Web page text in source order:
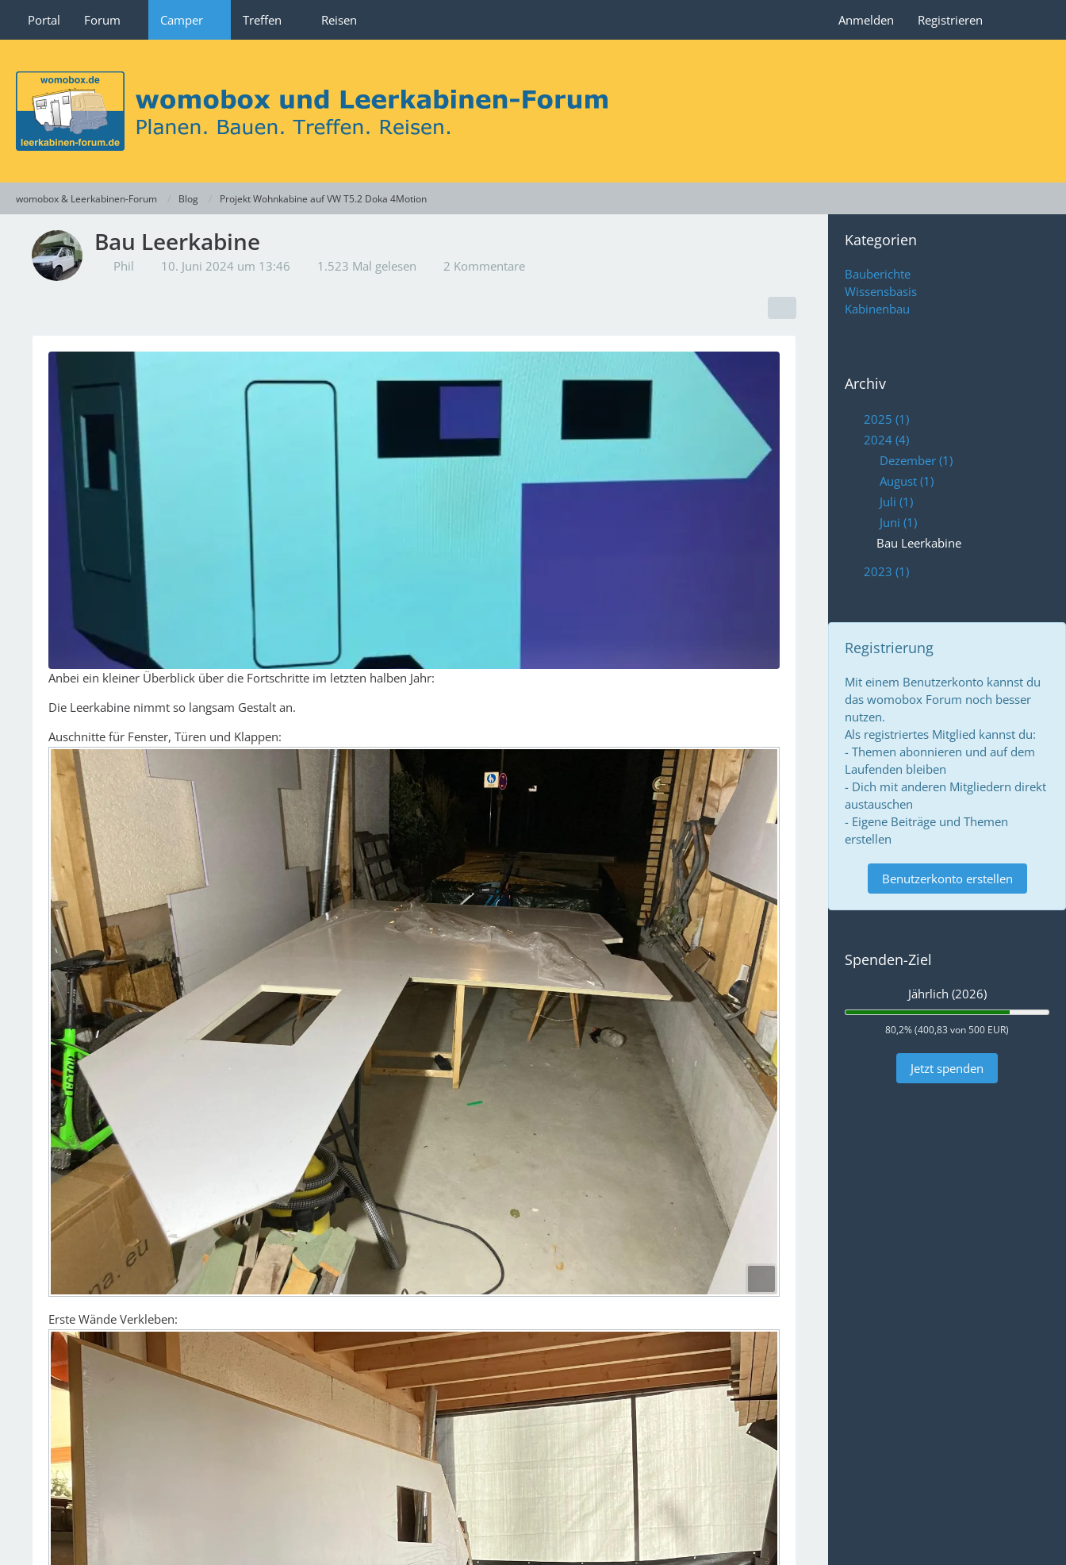
Portal Forum Camper Treffen Reisen Anmelden Registrieren
womobox & Leerkabinen-Forum Blog Projekt Wohnkabine auf VW T5.2 Doka 4Motion
Bau Leerkabine
Phil 10. Juni 2024 um 13:46 1.523 Mal gelesen 2 Kommentare
Anbei ein kleiner Überblick über die Fortschritte im letzten halben Jahr:
Die Leerkabine nimmt so langsam Gestalt an.
Auschnitte für Fenster, Türen und Klappen:
Erste Wände Verkleben:
Kategorien
Bauberichte
Wissensbasis
Kabinenbau
Archiv
2025 (1)
2024 (4)
Dezember (1)
August (1)
Juli (1)
Juni (1)
Bau Leerkabine
2023 (1)
Registrierung
Mit einem Benutzerkonto kannst du
das womobox Forum noch besser
nutzen.
Als registriertes Mitglied kannst du:
- Themen abonnieren und auf dem
Laufenden bleiben
- Dich mit anderen Mitgliedern direkt
austauschen
- Eigene Beiträge und Themen
erstellen
Benutzerkonto erstellen
Spenden-Ziel
Jährlich (2026)
80,2% (400,83 von 500 EUR)
Jetzt spenden